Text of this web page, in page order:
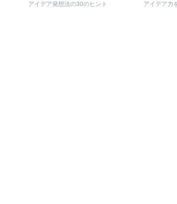
アイデア発想法の30のヒント アイデア力